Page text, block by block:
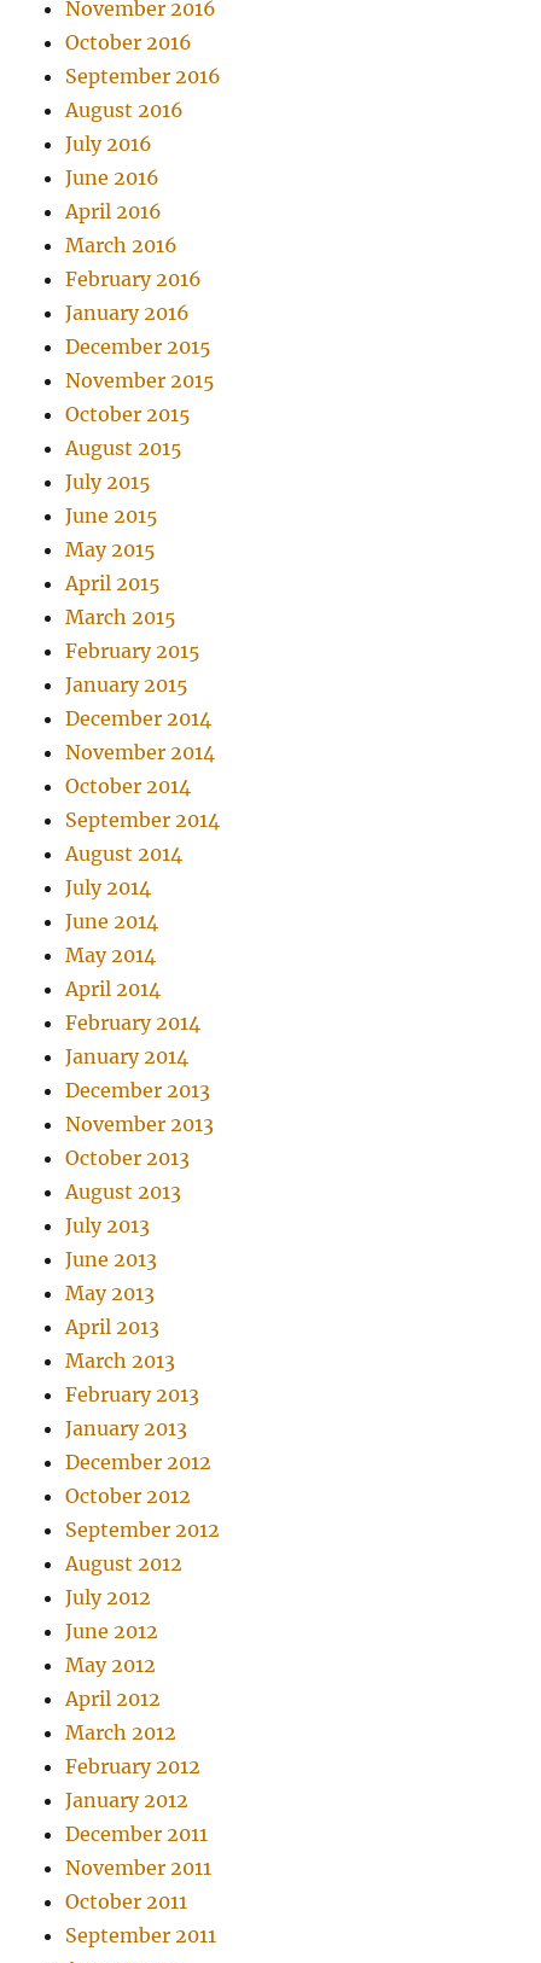
November 2016
October 2016
September 2016
August 2016
July 2016
June 2016
April 2016
March 2016
February 2016
January 2016
December 2015
November 2015
October 2015
August 2015
July 2015
June 2015
May 2015
April 2015
March 2015
February 2015
January 2015
December 2014
November 2014
October 2014
September 2014
August 2014
July 2014
June 2014
May 2014
April 2014
February 2014
January 2014
December 2013
November 2013
October 2013
August 2013
July 2013
June 2013
May 2013
April 2013
March 2013
February 2013
January 2013
December 2012
October 2012
September 2012
August 2012
July 2012
June 2012
May 2012
April 2012
March 2012
February 2012
January 2012
December 2011
November 2011
October 2011
September 2011